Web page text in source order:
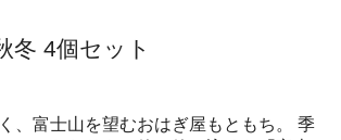
冬 4個セット
、富士山を望むおはぎ屋もともち。 季